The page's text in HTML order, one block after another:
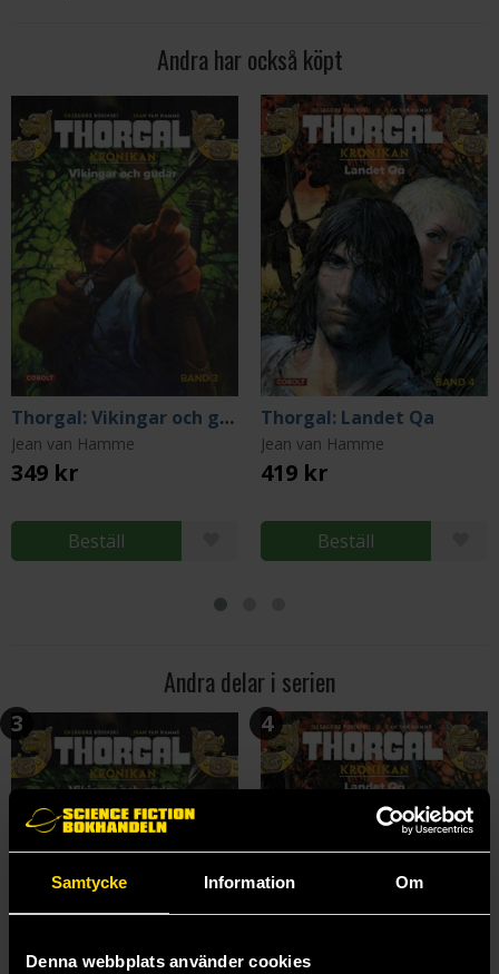
Samtycke Information Om
Denna webbplats använder cookies
Andra har också köpt
Thorgal: Vikingar och gudar
Jean van Hamme
349 kr
Beställ
Thorgal: Landet Qa
Jean van Hamme
419 kr
Beställ
Andra delar i serien
3 4